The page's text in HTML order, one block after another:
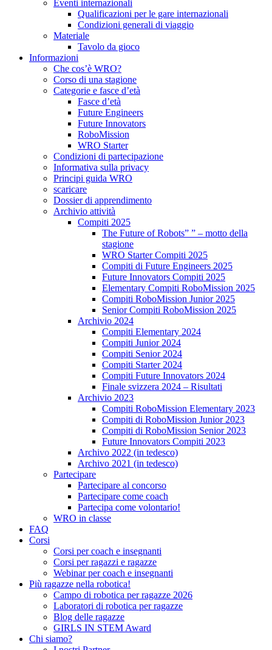
Eventi internazionali
Qualificazioni per le gare internazionali
Condizioni generali di viaggio
Materiale
Tavolo da gioco
Informazioni
Che cos’è WRO?
Corso di una stagione
Categorie e fasce d’età
Fasce d’età
Future Engineers
Future Innovators
RoboMission
WRO Starter
Condizioni di partecipazione
Informativa sulla privacy
Principi guida WRO
scaricare
Dossier di apprendimento
Archivio attività
Compiti 2025
The Future of Robots” ” – motto della
stagione
WRO Starter Compiti 2025
Compiti di Future Engineers 2025
Future Innovators Compiti 2025
Elementary Compiti RoboMission 2025
Compiti RoboMission Junior 2025
Senior Compiti RoboMission 2025
Archivio 2024
Compiti Elementary 2024
Compiti Junior 2024
Compiti Senior 2024
Compiti Starter 2024
Compiti Future Innovators 2024
Finale svizzera 2024 – Risultati
Archivio 2023
Compiti RoboMission Elementary 2023
Compiti di RoboMission Junior 2023
Compiti di RoboMission Senior 2023
Future Innovators Compiti 2023
Archivo 2022 (in tedesco)
Archivo 2021 (in tedesco)
Partecipare
Partecipare al concorso
Partecipare come coach
Partecipa come volontario!
WRO in classe
FAQ
Corsi
Corsi per coach e insegnanti
Corsi per ragazzi e ragazze
Webinar per coach e insegnanti
Più ragazze nella robotica!
Campo di robotica per ragazze 2026
Laboratori di robotica per ragazze
Blog delle ragazze
GIRLS IN STEM Award
Chi siamo?